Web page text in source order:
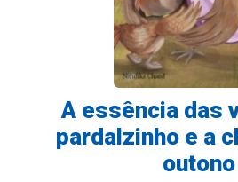
A essência das
pardalzinho e a
outono